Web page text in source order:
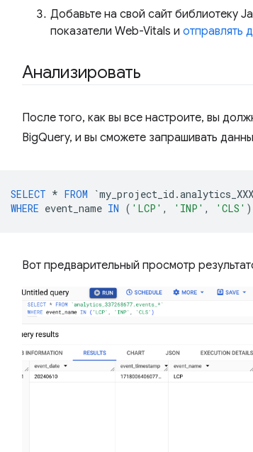
Добавьте на свой сайт библиотеку
показатели Web-Vitals и отправлять
Анализировать
После того, как вы все настроите, вы
BigQuery, и вы сможете запрашивать
SELECT * FROM `my_project_id .
WHERE event_name IN ( 'LCP' , 'INP' , 'CLS' )
Вот предварительный просмотр